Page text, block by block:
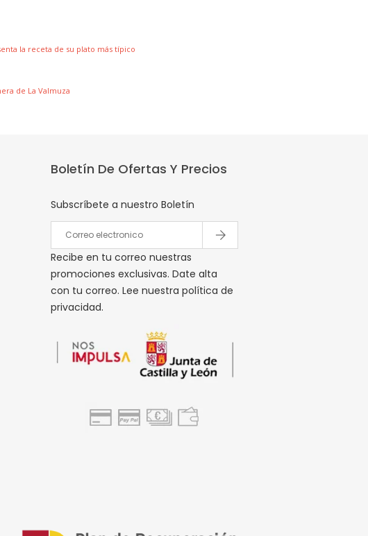
la receta de su plato más típico
de La Valmuza
Boletín De Ofertas Y Precios
Subscríbete a nuestro Boletín
Recibe en tu correo nuestras
promociones exclusivas. Date alta
con tu correo. Lee nuestra política de
privacidad.